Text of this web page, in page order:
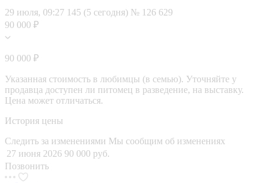
29 июля, 09:27 145 (5 сегодня) № 126 629
90 000 ₽
90 000 ₽
Указанная стоимость в любимцы (в семью). Уточняйте у
продавца доступен ли питомец в разведение, на выставку.
Цена может отличаться.
История цены
Следить за изменениями Мы сообщим об изменениях
27 июня 2026 90 000 руб.
Позвонить